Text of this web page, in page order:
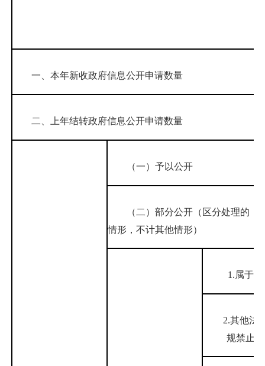
一、本年新收政府信息公开申请数量
二、上年结转政府信息公开申请数量
（一）予以公开
（二）部分公开 （区分处理的，
情形，不计其他情形）
1.属于国
2.其他法律
规禁止